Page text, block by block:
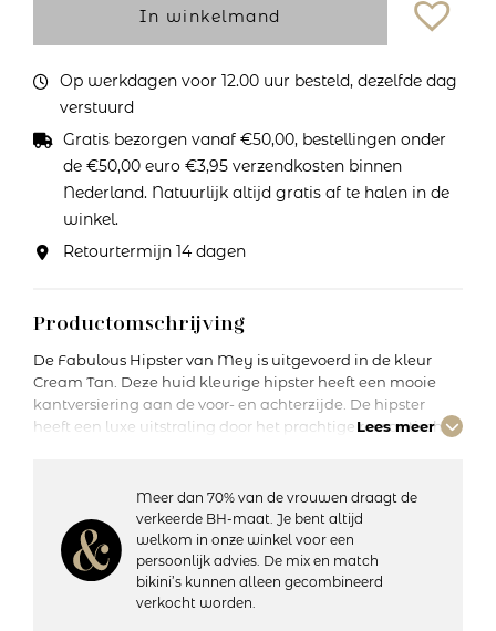
In winkelmand
Op werkdagen voor 12.00 uur besteld, dezelfde dag
verstuurd
Gratis bezorgen vanaf €50,00, bestellingen onder
de €50,00 euro €3,95 verzendkosten binnen
Nederland. Natuurlijk altijd gratis af te halen in de
winkel.
Retourtermijn 14 dagen
Productomschrijving
De Fabulous Hipster van Mey is uitgevoerd in de kleur
Cream Tan. Deze huid kleurige hipster heeft een mooie
kantversiering aan de voor- en achterzijde. De hipster
heeft een luxe uitstraling door het prachtige romantisch
Details:
– Valt laag op de heup
– Bedekt de billen gedeeltelijk
– Katoenen kruisje
Lees meer
Meer dan 70% van de vrouwen draagt de
verkeerde BH-maat. Je bent altijd
welkom in onze winkel voor een
persoonlijk advies. De mix en match
bikini’s kunnen alleen gecombineerd
verkocht worden.